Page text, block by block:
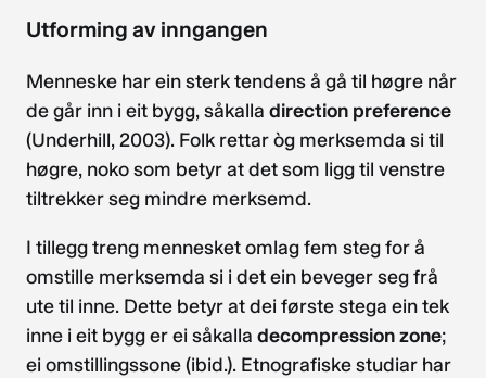
Utforming av inngangen
Menneske har ein sterk tendens å gå til høgre når
de går inn i eit bygg, såkalla direction preference
(Underhill, 2003). Folk rettar òg merksemda si til
høgre, noko som betyr at det som ligg til venstre
tiltrekker seg mindre merksemd.
I tillegg treng mennesket omlag fem steg for å
omstille merksemda si i det ein beveger seg frå
ute til inne. Dette betyr at dei første stega ein tek
inne i eit bygg er ei såkalla decompression zone;
ei omstillingssone (ibid.). Etnografiske studiar har